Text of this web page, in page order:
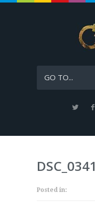
GO TO...
DSC_0341
Posted in: